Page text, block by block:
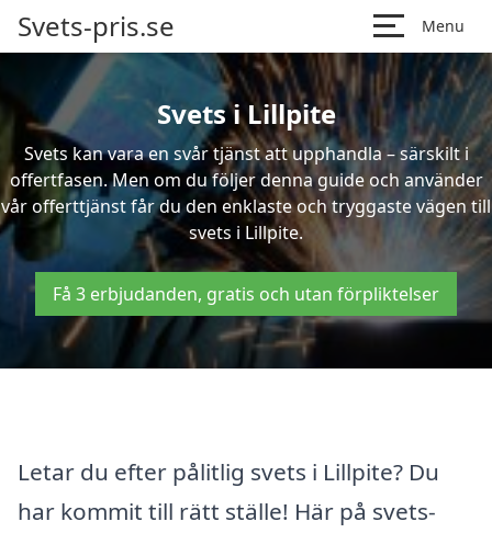
Svets-pris.se Menu
Svets i Lillpite
Svets kan vara en svår tjänst att upphandla – särskilt i
offertfasen. Men om du följer denna guide och använder
vår offerttjänst får du den enklaste och tryggaste vägen till
svets i Lillpite.
Få 3 erbjudanden, gratis och utan förpliktelser
Letar du efter pålitlig svets i Lillpite? Du
har kommit till rätt ställe! Här på svets-